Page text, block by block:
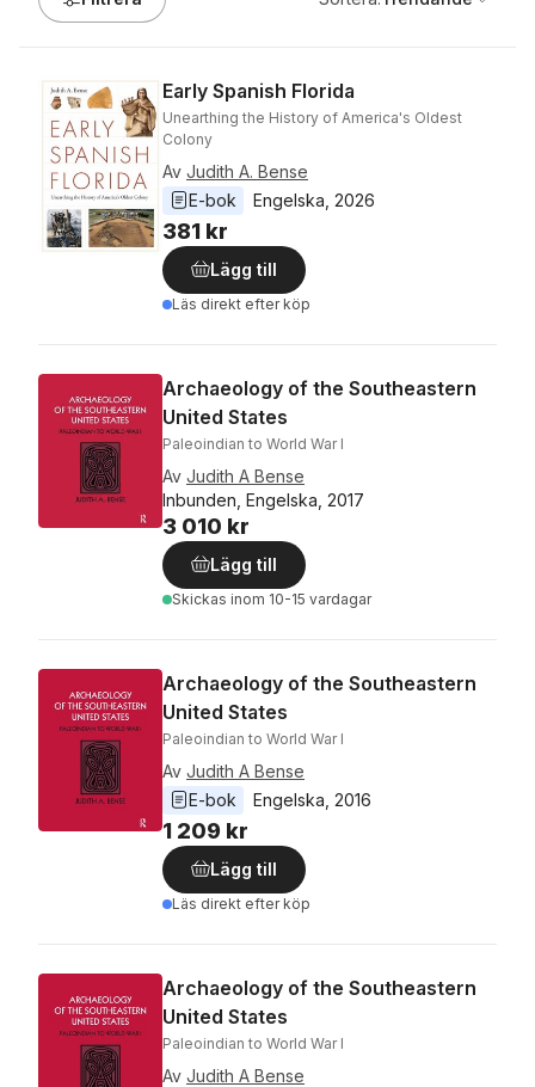
Early Spanish Florida
Unearthing the History of America's Oldest
Colony
Av Judith A. Bense
E-bok
Engelska 2026
381 kr
Lägg till
Läs direkt efter köp
Archaeology of the Southeastern
United States
Paleoindian to World War I
Av Judith A Bense
Inbunden, Engelska, 2017
3 010 kr
Lägg till
Skickas inom 10-15 vardagar
Archaeology of the Southeastern
United States
Paleoindian to World War I
Av Judith A Bense
E-bok
Engelska 2016
1 209 kr
Lägg till
Läs direkt efter köp
Archaeology of the Southeastern
United States
Paleoindian to World War I
Av Judith A Bense